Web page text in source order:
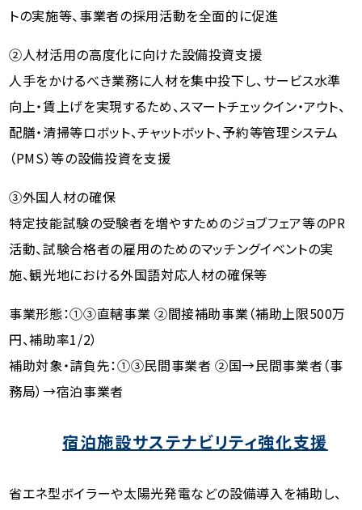
トの実施等、事業者の採用活動を全面的に促進
②人材活用の高度化に向けた設備投資支援
人手をかけるべき業務に人材を集中投下し、サービス水準
向上・賃上げを実現するため、スマートチェックイン・アウト、
配膳・清掃等ロボット、チャットボット、予約等管理システム
（PMS）等の設備投資を支援
③外国人材の確保
特定技能試験の受験者を増やすためのジョブフェア等のPR
活動、試験合格者の雇用のためのマッチングイベントの実
施、観光地における外国語対応人材の確保等
事業形態：①③直轄事業 ②間接補助事業（補助上限500万
円、補助率1/2）
補助対象・請負先：①③民間事業者 ②国→民間事業者（事
務局）→宿泊事業者
宿泊施設サステナビリティ強化支援
省エネ型ボイラーや太陽光発電などの設備導入を補助し、